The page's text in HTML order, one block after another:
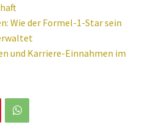
Wie der Formel-1-Star sein
und Karriere-Einnahmen im